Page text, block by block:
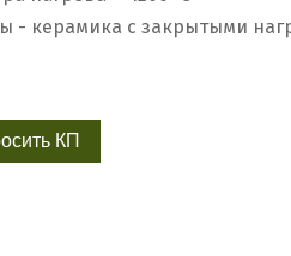
- керамика с закрытыми
КП